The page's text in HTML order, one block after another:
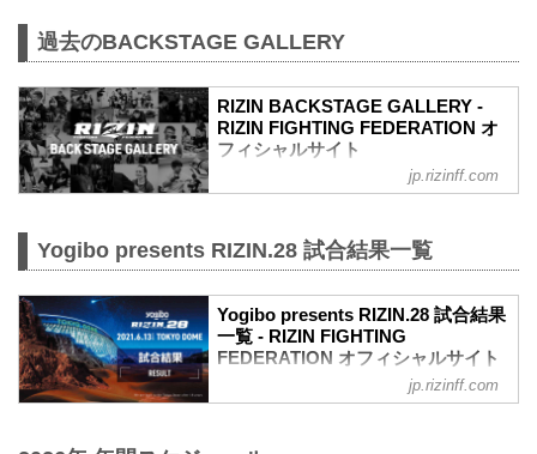
過去のBACKSTAGE GALLERY
RIZIN BACKSTAGE GALLERY -
RIZIN FIGHTING FEDERATION オ
フィシャルサイト
戦いの裏側で選手が見せる真実の素顔。
jp.rizinff.com
Yogibo presents RIZIN.28 試合結果一覧
Yogibo presents RIZIN.28 試合結果
一覧 - RIZIN FIGHTING
FEDERATION オフィシャルサイト
第10試合／スペシャルワンマッチ 朝倉未
jp.rizinff.com